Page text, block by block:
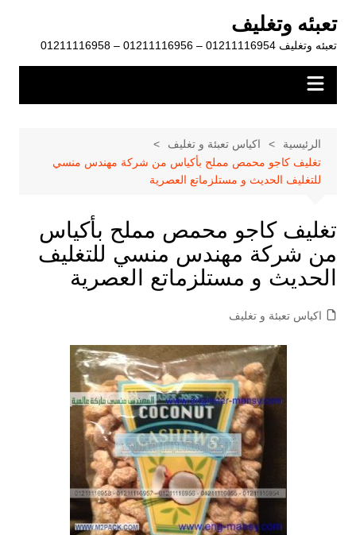
المحتوى
تعبئه وتغليف
تعبئه وتغليف 01211116954 – 01211116956 – 01211116958
الرئيسية
اكياس تعبئة و تغليف
تغليف كاجو محمص مملح بأكياس من شركة مهندس منسي
للتغليف الحديث و مستلزماتع العصرية
تغليف كاجو محمص مملح بأكياس
من شركة مهندس منسي للتغليف
الحديث و مستلزماتع العصرية
اكياس تعبئة و تغليف